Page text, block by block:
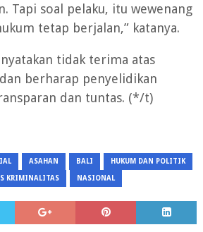
Tapi soal pelaku, itu wewenang
tetap berjalan,” katanya.
tidak terima atas
berharap penyelidikan
dan tuntas. (*/t)
ASAHAN BALI HUKUM DAN POLITIK
KRIMINALITAS NASIONAL